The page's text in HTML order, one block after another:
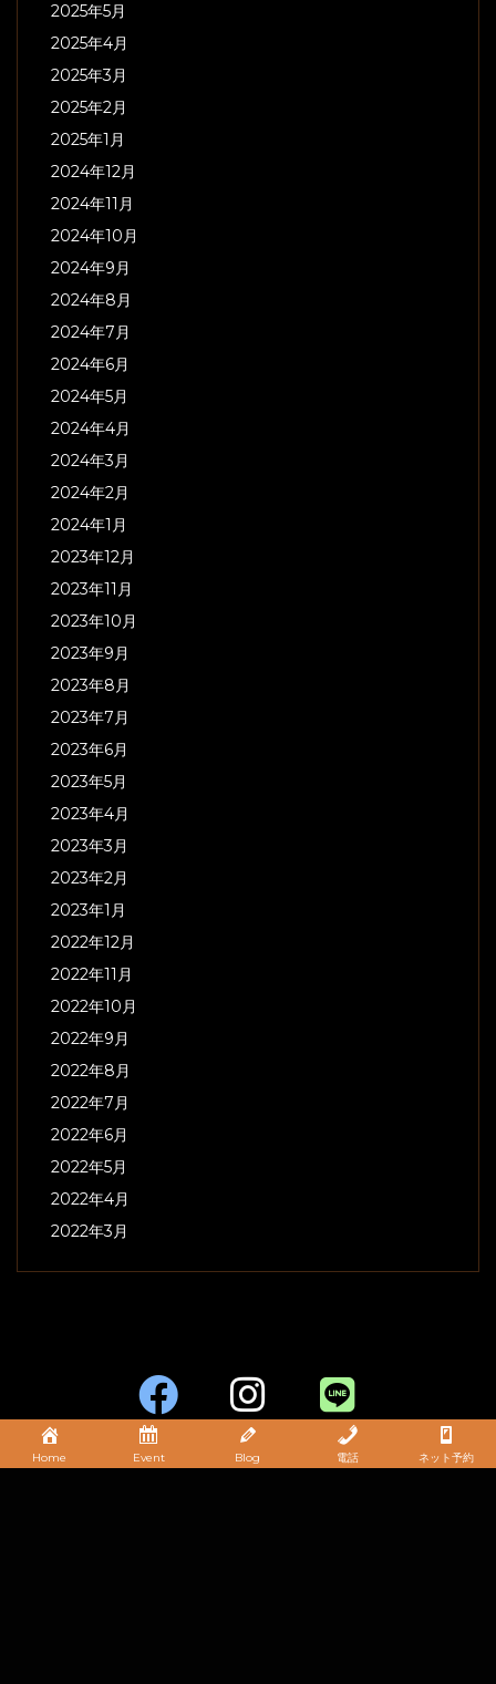
2025年5月
2025年4月
2025年3月
2025年2月
2025年1月
2024年12月
2024年11月
2024年10月
2024年9月
2024年8月
2024年7月
2024年6月
2024年5月
2024年4月
2024年3月
2024年2月
2024年1月
2023年12月
2023年11月
2023年10月
2023年9月
2023年8月
2023年7月
2023年6月
2023年5月
2023年4月
2023年3月
2023年2月
2023年1月
2022年12月
2022年11月
2022年10月
2022年9月
2022年8月
2022年7月
2022年6月
2022年5月
2022年4月
2022年3月
Home Event Blog 電話 ネット予約